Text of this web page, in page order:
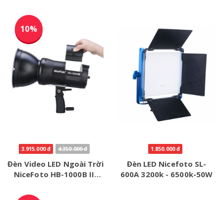
10%
3.915.000 đ 4.350.000 đ
Đèn Video LED Ngoài Trời
NiceFoto HB-1000B II-
1.850.000 đ
Đèn LED Nicefoto SL-
600A 3200k - 6500k-50W